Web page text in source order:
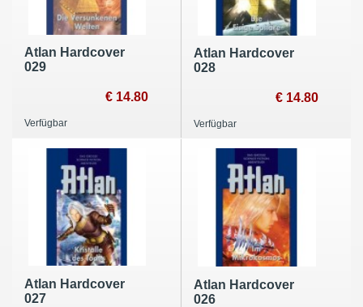
Atlan Hardcover
029
€ 14.80
Verfügbar
Atlan Hardcover
028
€ 14.80
Verfügbar
Atlan Hardcover
027
Atlan Hardcover
026